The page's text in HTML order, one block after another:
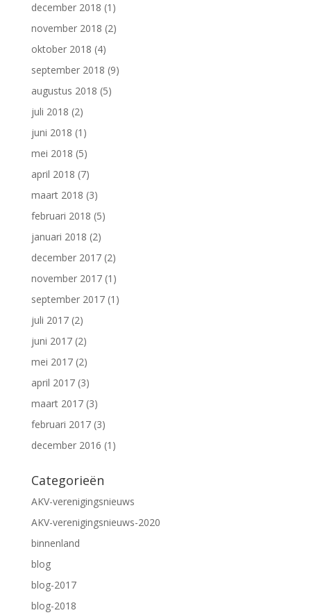
december 2018 (1)
november 2018 (2)
oktober 2018 (4)
september 2018 (9)
augustus 2018 (5)
juli 2018 (2)
juni 2018 (1)
mei 2018 (5)
april 2018 (7)
maart 2018 (3)
februari 2018 (5)
januari 2018 (2)
december 2017(2)
november 2017(1)
september 2017(1)
juli 2017(2)
juni 2017(2)
mei 2017(2)
april 2017(3)
maart 2017(3)
februari 2017(3)
december 2016 (1)
Categorieën
AKV-verenigingsnieuws
AKV-verenigingsnieuws-2020
binnenland
blog
blog-2017
blog-2018